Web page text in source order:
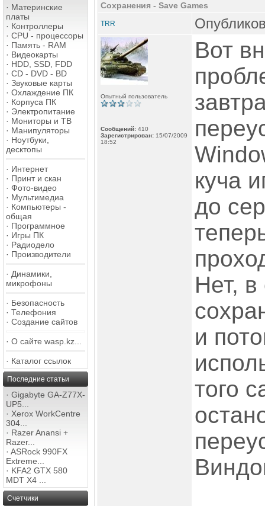
· Материнские
платы
· Контроллеры
· CPU - процессоры
· Память - RAM
· Видеокарты
· HDD, SSD, FDD
· CD - DVD - BD
· Звуковые карты
· Охлаждение ПК
· Корпуса ПК
· Электропитание
· Мониторы и ТВ
· Манипуляторы
· Ноутбуки,
десктопы
· Интернет
· Принт и скан
· Фото-видео
· Мультимедиа
· Компьютеры -
общая
· Программное
· Игры ПК
· Радиодело
· Производители
· Динамики,
микрофоны
· Безопасность
· Телефония
· Создание сайтов
· О сайте wasp.kz...
· Каталог ссылок
Последние статьи
· Gigabyte GA-Z77X-
UP5...
· Xerox WorkCentre
304...
· Razer Anansi +
Razer...
· ASRock 990FX
Extreme...
· KFA2 GTX 580
MDT X4 ...
Счетчики
Сохранения - Save Games
TRR
Опытный пользователь
Сообщений: 410
Зарегистрирован: 15/07/2009
18:52
Вот
куча
до
Нет,
и
того